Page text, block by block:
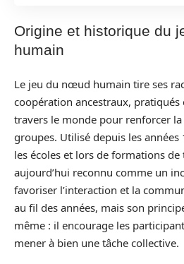
Origine et historique du
humain
Le jeu du nœud humain tire ses
coopération ancestraux, pratiqués
travers le monde pour renforcer
groupes. Utilisé depuis les
les écoles et lors de formations
aujourd’hui reconnu comme un
favoriser l’interaction et la
au fil des années, mais son
même : il encourage les
mener à bien une tâche collective.